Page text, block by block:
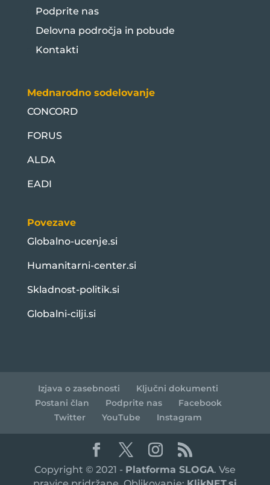
Podprite nas
Delovna področja in pobude
Kontakti
Mednarodno sodelovanje
CONCORD
FORUS
ALDA
EADI
Povezave
Globalno-ucenje.si
Humanitarni-center.si
Skladnost-politik.si
Globalni-cilji.si
Izjava o zasebnosti
Ključni dokumenti
Postani član
Podprite nas
Facebook
Twitter
YouTube Instagram
Copyright © 2021 - Platforma SLOGA. Vse